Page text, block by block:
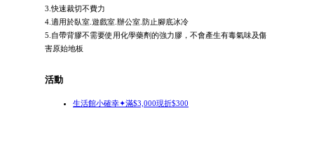
3.快速裁切不費力
4.適用於臥室.遊戲室.辦公室.防止腳底冰冷
5.自帶背膠不需要使用化學藥劑的強力膠，不會產生有毒氣味及傷
害原始地板
活動
生活館小確幸✦滿$3,000現折$300